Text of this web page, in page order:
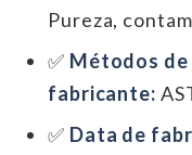
Pureza,
✅ Métodos
fabricante:
✅ Data de